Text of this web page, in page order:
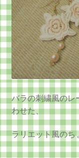
バラの刺繍風のレ
わせた、
ラリエット風のち